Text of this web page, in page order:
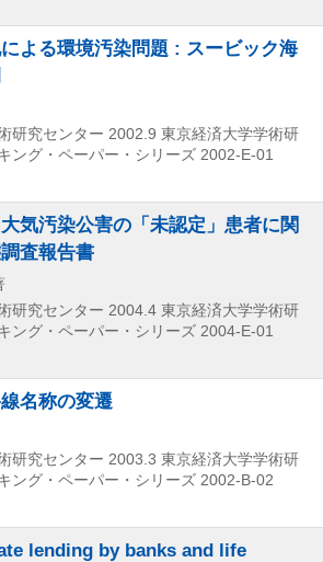
よる環境汚染問題 : スービック海
研究センター 2002.9 東京経済大学学術研
ング・ペーパー・シリーズ 2002-E-01
気汚染公害の「未認定」患者に関
査報告書
研究センター 2004.4 東京経済大学学術研
ング・ペーパー・シリーズ 2004-E-01
名称の変遷
研究センター 2003.3 東京経済大学学術研
ング・ペーパー・シリーズ 2002-B-02
lending by banks and life